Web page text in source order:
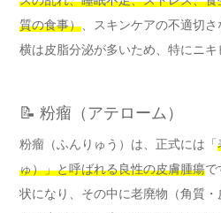
質の食事）、スキンケアの不適切
横は皮脂分泌が多いため、特にニキ
📝 粉瘤（アテローム）
粉瘤（ふんりゅう）は、正式には「
ゅ）」と呼ばれる良性の皮膚腫瘍で
状になり、その中に老廃物（角質